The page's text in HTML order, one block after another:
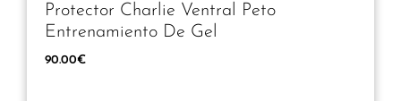
Protector Charlie Ventral Peto
Entrenamiento De Gel
90.00€